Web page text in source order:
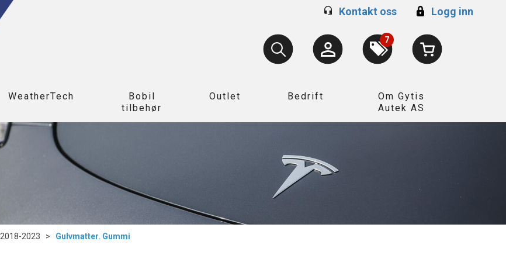
Kontakt oss Logg inn
7
WeatherTech
Bobil
tilbehør
Outlet Bedrift
Om Gytis
Autek AS
2018-2023 > Gulvmatter. Gummi